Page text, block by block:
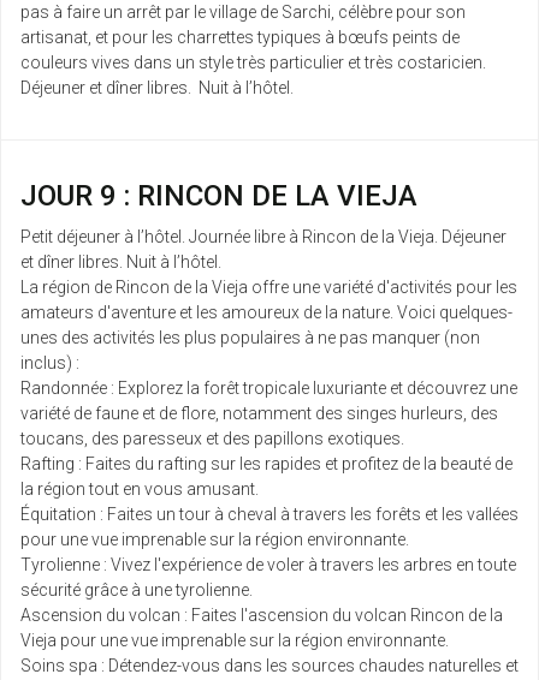
pas à faire un arrêt par le village de Sarchi, célèbre pour son
artisanat, et pour les charrettes typiques à bœufs peints de
couleurs vives dans un style très particulier et très costaricien.
Déjeuner et dîner libres. Nuit à l’hôtel.
JOUR 9 : RINCON DE LA VIEJA
Petit déjeuner à l’hôtel. Journée libre à Rincon de la Vieja. Déjeuner
et dîner libres. Nuit à l’hôtel.
La région de Rincon de la Vieja offre une variété d'activités pour les
amateurs d'aventure et les amoureux de la nature. Voici quelques-
unes des activités les plus populaires à ne pas manquer (non
inclus) :
Randonnée : Explorez la forêt tropicale luxuriante et découvrez une
variété de faune et de flore, notamment des singes hurleurs, des
toucans, des paresseux et des papillons exotiques.
Rafting : Faites du rafting sur les rapides et profitez de la beauté de
la région tout en vous amusant.
Équitation : Faites un tour à cheval à travers les forêts et les vallées
pour une vue imprenable sur la région environnante.
Tyrolienne : Vivez l'expérience de voler à travers les arbres en toute
sécurité grâce à une tyrolienne.
Ascension du volcan : Faites l'ascension du volcan Rincon de la
Vieja pour une vue imprenable sur la région environnante.
Soins spa : Détendez-vous dans les sources chaudes naturelles et